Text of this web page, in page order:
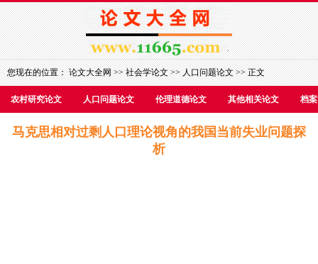
您现在的位置：论文大全网>>社会学论文>>人口问题论文>> 正文
农村研究论文 人口问题论文 伦理道德论文 其他相关论文 档
马克思相对过剩人口理论视角的我国当前失业问题探
析